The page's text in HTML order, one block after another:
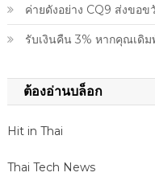
ค่ายดังอย่าง CQ9 ส่งขอ
รับเงินคืน 3% หากคุณเดิ
ต้องอ่านบล็อก
Hit in Thai
Thai Tech News